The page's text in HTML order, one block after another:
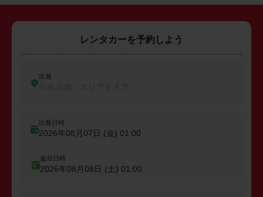
レンタカーを予約しよう
出発
出発日時
2026年08月07日 (金) 01:00
返却日時
2026年08月08日 (土) 01:00